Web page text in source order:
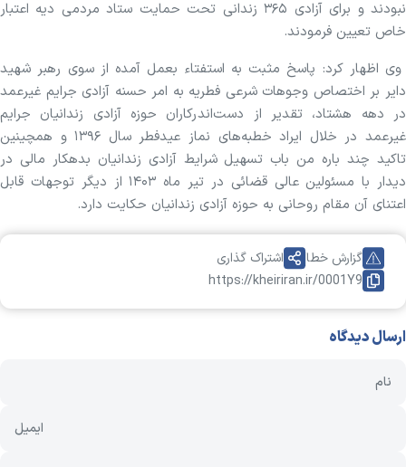
نبودند و برای آزادی ۳۶۵ زندانی تحت حمایت ستاد مردمی دیه اعتبار
خاص تعیین فرمودند.
وی اظهار کرد: پاسخ مثبت به استفتاء بعمل آمده از سوی رهبر شهید
دایر بر اختصاص وجوهات شرعی فطریه به امر حسنه آزادی جرایم غیرعمد
در دهه هشتاد، تقدیر از دست‌اندرکاران حوزه آزادی زندانیان جرایم
غیرعمد در خلال ایراد خطبه‌های نماز عیدفطر سال ۱۳۹۶ و همچینین
تاکید چند باره من باب تسهیل شرایط آزادی زندانیان بدهکار مالی در
دیدار با مسئولین عالی قضائی در تیر ماه ۱۴۰۳ از دیگر توجهات قابل
اعتنای آن مقام روحانی به حوزه آزادی زندانیان حکایت دارد.
https://kheiriran.ir/0001Y9
گزارش خطا اشتراک گذاری
ارسال دیدگاه